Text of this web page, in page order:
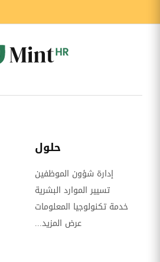
حلول
إدارة شؤون الموظفين
تسيير الموارد البشرية
خدمة تكنولوجيا المعلومات
عرض المزيد...